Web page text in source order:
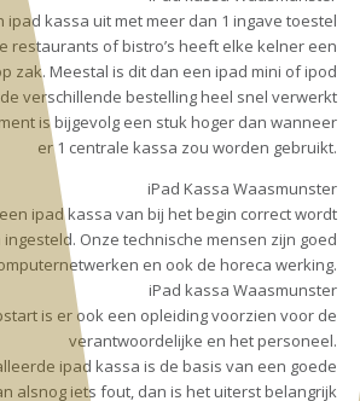
ipad kassa uit met meer dan 1 ingave toestel
restaurants of bistro’s heeft elke kelner een
zak. Meestal is dit dan een ipad mini of ipod
verschillende bestelling heel snel verwerkt
is bijgevolg een stuk hoger dan wanneer
er 1 centrale kassa zou worden gebruikt.
iPad Kassa Waasmunster
ipad kassa van bij het begin correct wordt
Onze technische mensen zijn goed
en ook de horeca werking.
iPad kassa Waasmunster
is er ook een opleiding voorzien voor de
verantwoordelijke en het personeel.
ipad kassa is de basis van een goede
alsnog iets fout, dan is het uiterst belangrijk